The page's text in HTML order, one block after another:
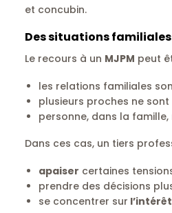
et concubin.
Des situations
Le recours à un MJPM peut
les relations familiales
plusieurs proches ne sont
personne, dans la famille,
Dans ces cas, un tiers
apaiser certaines
prendre des décisions
se concentrer sur